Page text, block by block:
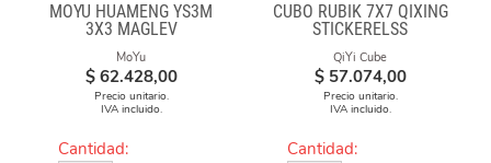
MOYU HUAMENG YS3M
3X3 MAGLEV
MoYu
$ 62.428,00
Precio unitario.
IVA incluido.
Cantidad:
CUBO RUBIK 7X7 QIXING
STICKERELSS
QiYi Cube
$ 57.074,00
Precio unitario.
IVA incluido.
Cantidad: